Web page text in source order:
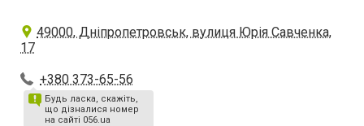
49000, Дніпропетровськ, вулиця Юрія Савченка,
17
+380 373-65-56
Будь ласка, скажіть,
що дізналися номер
на сайті 056.ua